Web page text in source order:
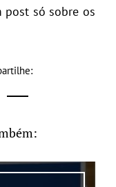
post só sobre os